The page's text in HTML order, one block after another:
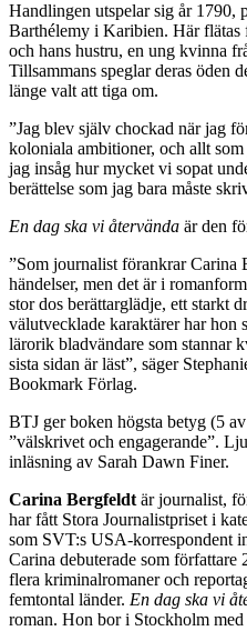
Handlingen utspelar sig år 1790,
Barthélemy i Karibien. Här flätas
och hans hustru, en ung kvinna
Tillsammans speglar deras öden
länge valt att tiga om.
”Jag blev själv chockad när jag
koloniala ambitioner, och allt
jag insåg hur mycket vi sopat
berättelse som jag bara måste
En dag ska vi återvända är den
”Som journalist förankrar Carina
händelser, men det är i
stor dos berättarglädje, ett starkt
välutvecklade karaktärer har hon
lärorik bladvändare som stannar
sista sidan är läst”, säger
Bookmark Förlag.
BTJ ger boken högsta betyg (5
”välskrivet och engagerande”.
inläsning av Sarah Dawn Finer.
Carina Bergfeldtär journalist,
har fått Stora Journalistpriset i
som SVT:s USA-korrespondent
Carina debuterade som författare
flera kriminalromaner och
femtontal länder. En dag ska vi
roman. Hon bor i Stockholm med